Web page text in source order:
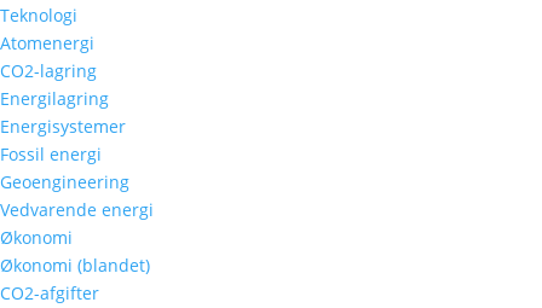
Teknologi
Atomenergi
CO2-lagring
Energilagring
Energisystemer
Fossil energi
Geoengineering
Vedvarende energi
Økonomi
Økonomi (blandet)
CO2-afgifter